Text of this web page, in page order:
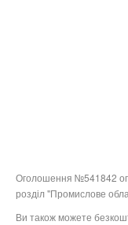
Оголошення №541842
розділ "Промислове
Ви також можете